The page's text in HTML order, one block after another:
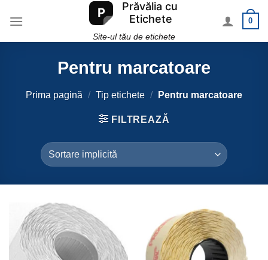
Site-ul tău de etichete
0
Pentru marcatoare
Prima pagină / Tip etichete / Pentru marcatoare
FILTREAZĂ